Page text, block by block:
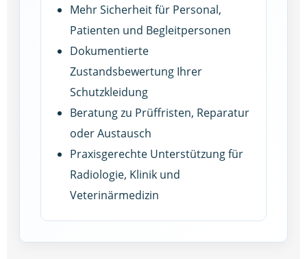
Mehr Sicherheit für Personal,
Patienten und Begleitpersonen
Dokumentierte
Zustandsbewertung Ihrer
Schutzkleidung
Beratung zu Prüffristen, Reparatur
oder Austausch
Praxisgerechte Unterstützung für
Radiologie, Klinik und
Veterinärmedizin